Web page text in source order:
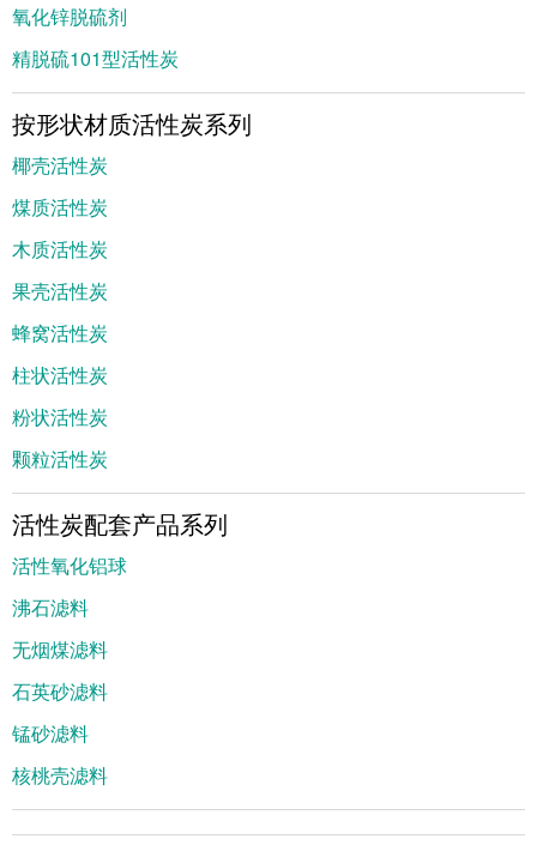
氧化锌脱硫剂
精脱硫101型活性炭
按形状材质活性炭系列
椰壳活性炭
煤质活性炭
木质活性炭
果壳活性炭
蜂窝活性炭
柱状活性炭
粉状活性炭
颗粒活性炭
活性炭配套产品系列
活性氧化铝球
沸石滤料
无烟煤滤料
石英砂滤料
锰砂滤料
核桃壳滤料